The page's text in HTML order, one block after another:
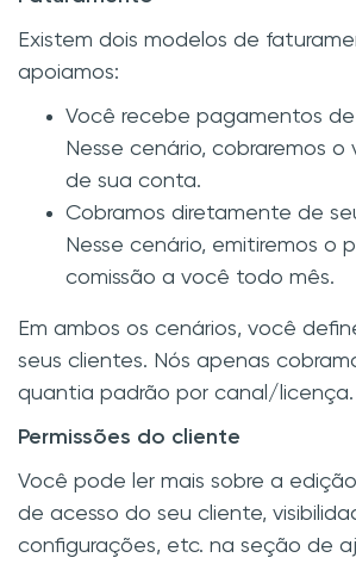
Existem dois modelos de
apoiamos:
Você recebe pagamentos de
Nesse cenário, cobraremos
de sua conta.
Cobramos diretamente de
Nesse cenário, emitiremos o
comissão a você todo mês.
Em ambos os cenários, você
seus clientes. Nós apenas
quantia padrão por canal/licença.
Permissões do cliente
Você pode ler mais sobre a
de acesso do seu cliente,
configurações, etc. na seção de